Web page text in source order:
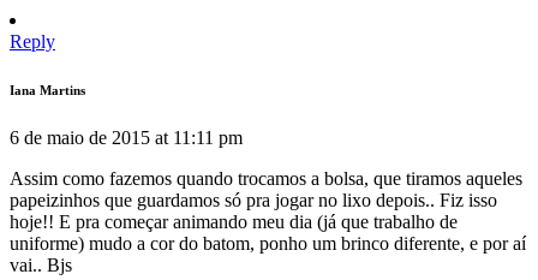
Reply
Iana Martins
6 de maio de 2015 at 11:11 pm
Assim como fazemos quando trocamos a bolsa, que tiramos aqueles
papeizinhos que guardamos só pra jogar no lixo depois.. Fiz isso
hoje!! E pra começar animando meu dia (já que trabalho de
uniforme) mudo a cor do batom, ponho um brinco diferente, e por aí
vai.. Bjs